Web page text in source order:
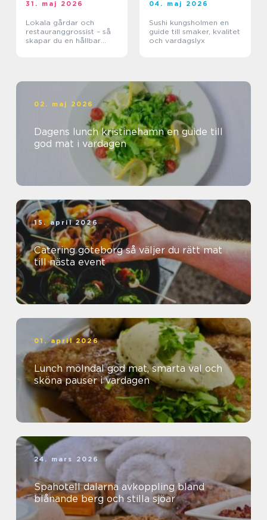
31. maj 2026
Lokala gårdar och
restauranggrossist – så
skapar du en hållbar
04. maj 2026
Sushi kungsholmen en
guide till smaker, kvalitet
och vardagslyx
02. maj 2026
Dagens lunch kristinehamn en guide till
god mat i vardagen
15. april 2026
Catering göteborg så väljer du rätt mat
till nästa event
01. april 2026
Lunch mölndal god mat, smarta val och
sköna pauser i vardagen
24. mars 2026
Spahotell dalarna avkoppling bland
blånande berg och stilla sjöar